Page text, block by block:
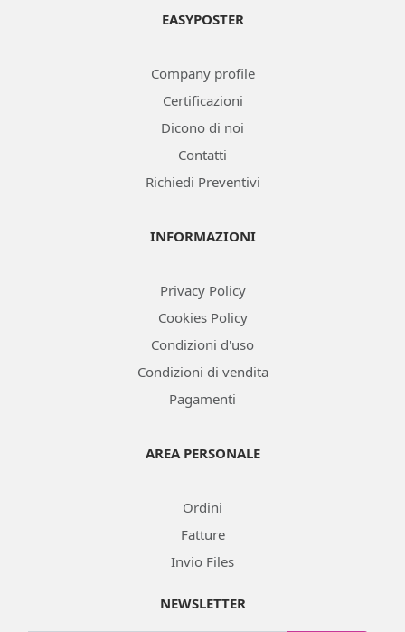
EASYPOSTER
Company profile
Certificazioni
Dicono di noi
Contatti
Richiedi Preventivi
INFORMAZIONI
Privacy Policy
Cookies Policy
Condizioni d'uso
Condizioni di vendita
Pagamenti
AREA PERSONALE
Ordini
Fatture
Invio Files
NEWSLETTER